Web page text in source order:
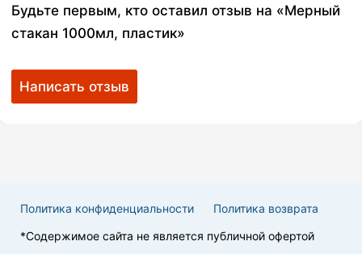
Будьте первым, кто оставил отзыв на «Мерный
стакан 1000мл, пластик»
Написать отзыв
Политика конфиденциальности
Политика возврата
*Cодержимое сайта не является публичной офертой